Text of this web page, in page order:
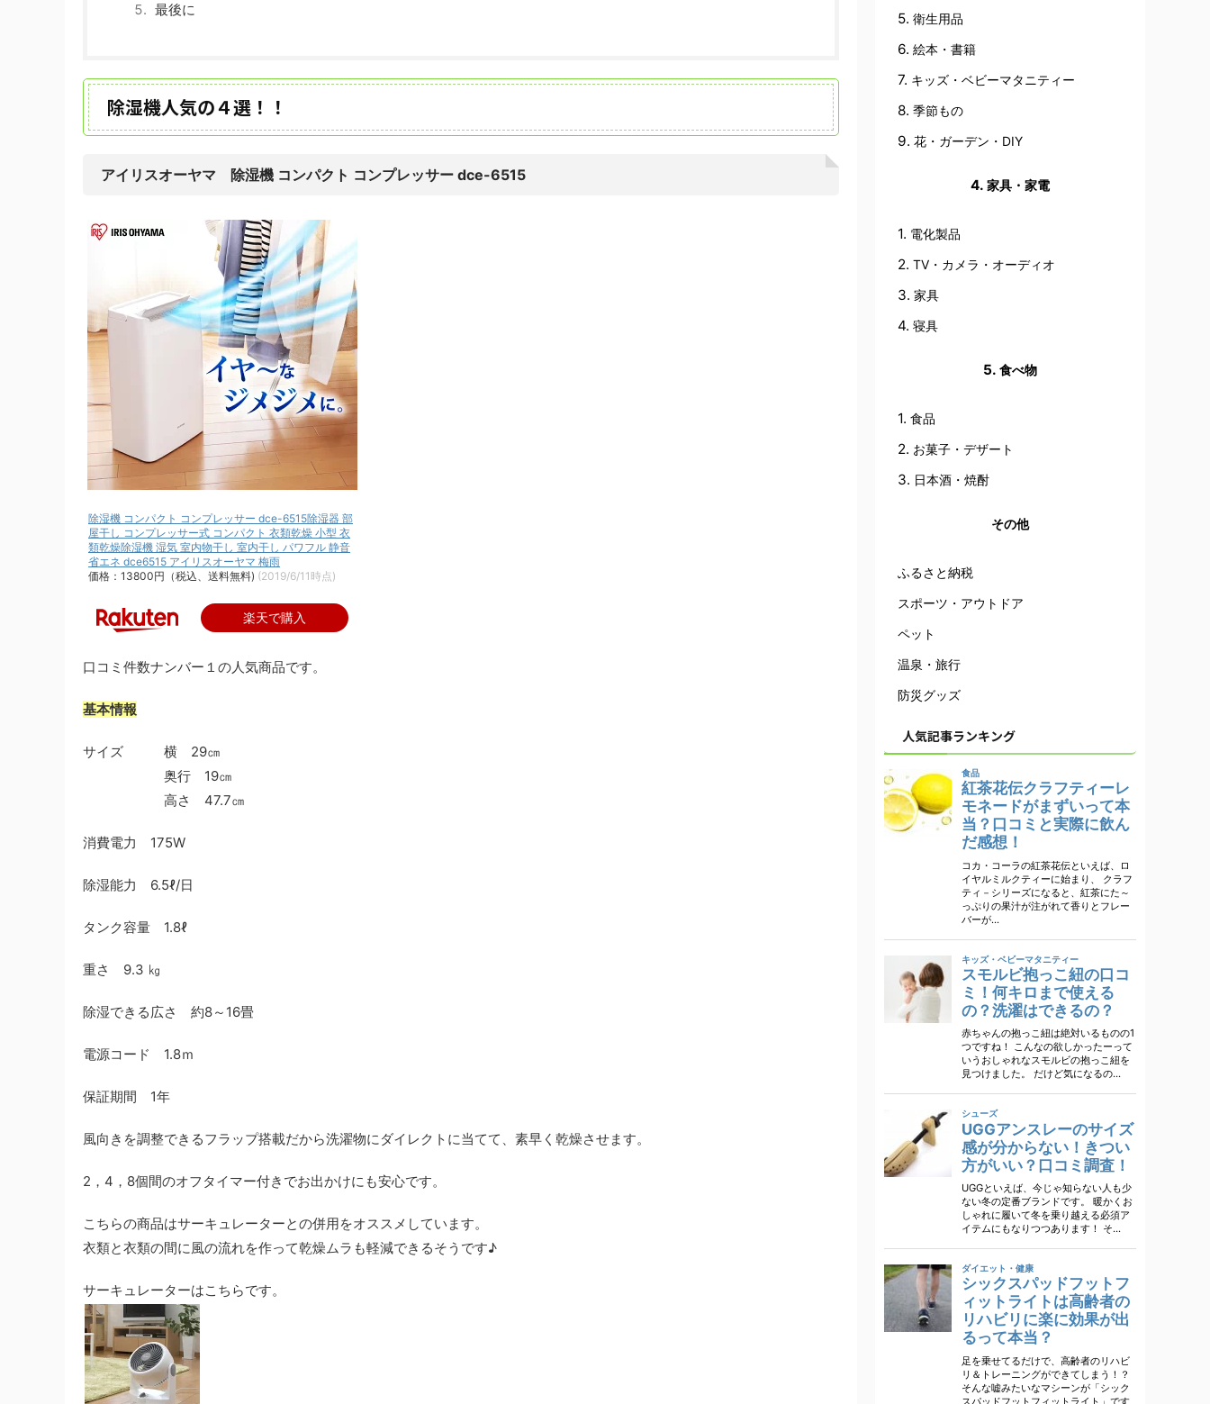
最後に
除湿機人気の４選！！
アイリスオーヤマ 除湿機 コンパクト コンプレッサー dce-6515
除湿機 コンパクト コンプレッサー dce-6515除湿器 部
屋干し コンプレッサー式 コンパクト 衣類乾燥 小型 衣
類乾燥除湿機 湿気 室内物干し 室内干し パワフル 静音
省エネ dce6515 アイリスオーヤマ 梅雨
価格：13800円（税込、送料無料) (2019/6/11時点)
楽天で購入
口コミ件数ナンバー１の人気商品です。
基本情報
サイズ 横 29㎝
奥行 19㎝
高さ 47.7㎝
消費電力 175W
除湿能力 6.5ℓ/日
タンク容量 1.8ℓ
重さ 9.3 ㎏
除湿できる広さ 約8～16畳
電源コード 1.8ｍ
保証期間 1年
風向きを調整できるフラップ搭載だから洗濯物にダイレクトに当てて、素早く乾燥させます。
2，4，8個間のオフタイマー付きでお出かけにも安心です。
こちらの商品はサーキュレーターとの併用をオススメしています。
衣類と衣類の間に風の流れを作って乾燥ムラも軽減できるそうです♪
サーキュレーターはこちらです。
衛生用品
絵本・書籍
キッズ・ベビーマタニティー
季節もの
花・ガーデン・DIY
家具・家電
電化製品
TV・カメラ・オーディオ
家具
寝具
食べ物
食品
お菓子・デザート
日本酒・焼酎
その他
ふるさと納税
スポーツ・アウトドア
ペット
温泉・旅行
防災グッズ
人気記事ランキング